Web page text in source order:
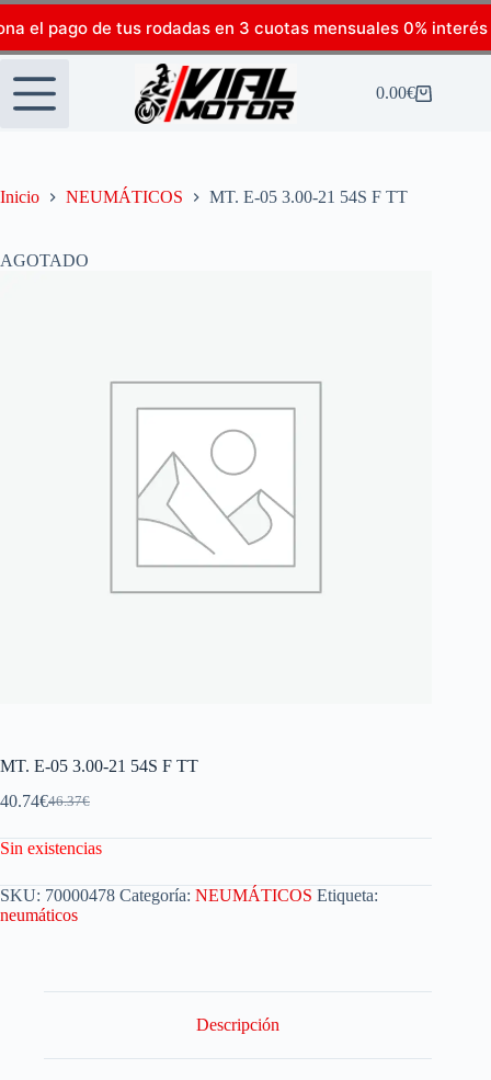
el pago de tus rodadas en 3 cuotas mensuales 0% interés
0.00€
Inicio NEUMÁTICOS MT. E-05 3.00-21 54S F TT
AGOTADO
MT. E-05 3.00-21 54S F TT
46.37€
40.74€
Sin existencias
SKU: 70000478 Categoría: NEUMÁTICOS Etiqueta:
neumáticos
Descripción